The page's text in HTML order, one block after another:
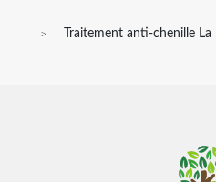
Traitement anti-chenille La